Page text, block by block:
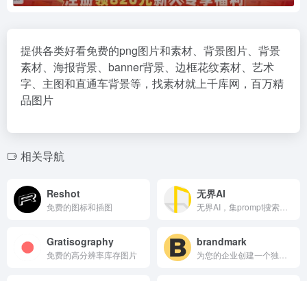
提供各类好看免费的png图片和素材、背景图片、背景
素材、海报背景、banner背景、边框花纹素材、艺术
字、主图和直通车背景等，找素材就上千库网，百万精
品图片
相关导航
Reshot
免费的图标和插图
无界AI
Gratisography
免费的高分辨率库存图片
brandmark